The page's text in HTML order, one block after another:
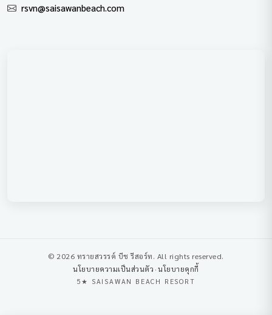
rsvn@saisawanbeach.com
© 2026 ทรายสวรรค์ บีช รีสอร์ท. All rights reserved.
นโยบายความเป็นส่วนตัว ·นโยบายคุกกี้
5★ SAISAWAN BEACH RESORT